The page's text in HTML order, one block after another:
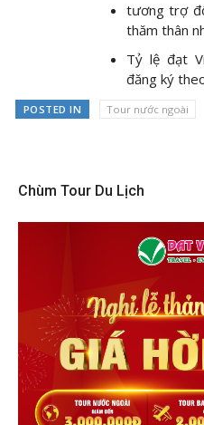
tương trợ
thăm thân
Tỷ lệ đạt
đăng ký
POSTED IN Tour nước ngoài
Chùm Tour Du Lịch